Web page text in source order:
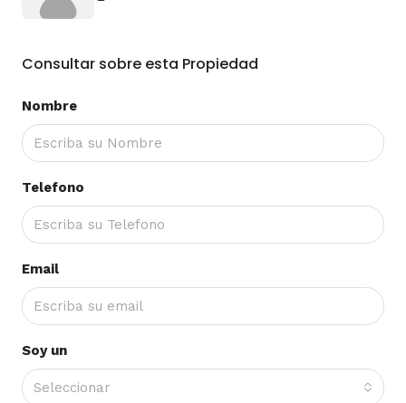
Consultar sobre esta Propiedad
Nombre
Telefono
Email
Soy un
Seleccionar